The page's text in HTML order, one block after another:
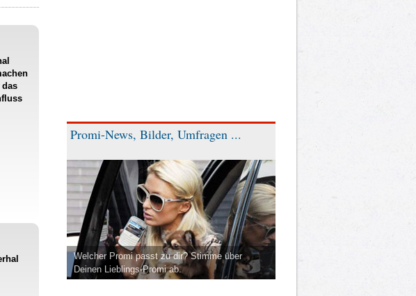
das
Promi-News, Bilder, Umfragen ...
Welcher Promi passt zu dir? Stimme über
Deinen Lieblings-Promi ab.